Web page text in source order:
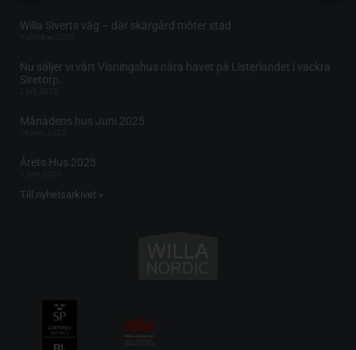
Willa Siverts väg – där skärgård möter stad
Nu säljer vi vårt Visningshus nära havet på Listerlandet i vackra
Siretorp.
Månadens hus Juni 2025
Årets Hus 2025
Till nyhetsarkivet »